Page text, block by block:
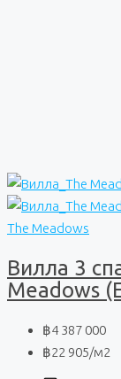
The Meadows
Вилла 3
Meadows
฿4 387 000
฿22 905/м2